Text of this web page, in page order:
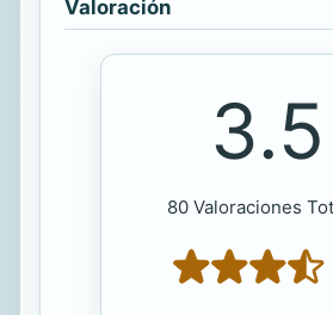
Valoración
3.5
80 Valoraciones